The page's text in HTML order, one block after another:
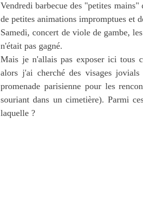
Vendredi barbecue des "petites mains"
de petites animations impromptues et
Samedi, concert de viole de gambe,
n'était pas gagné.
Mais je n'allais pas exposer ici tous
alors j'ai cherché des visages
promenade parisienne pour les
souriant dans un cimetière). Parmi
laquelle ?